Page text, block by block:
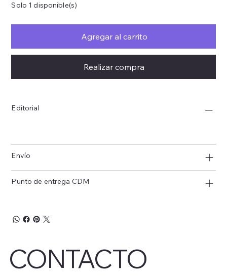
Solo 1 disponible(s)
Agregar al carrito
Realizar compra
Editorial
Envío
Punto de entrega CDM
CONTACTO